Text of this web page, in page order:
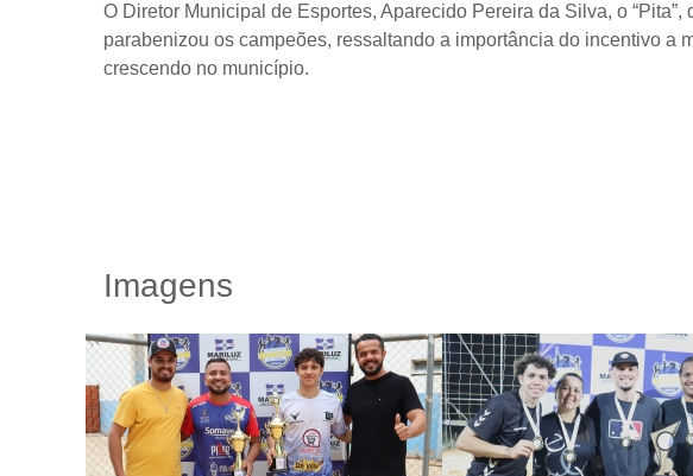
O Diretor Municipal de Esportes, Aparecido Pereira da Silva, o
parabenizou os campeões, ressaltando a importância do incentivo a
crescendo no município.
Imagens